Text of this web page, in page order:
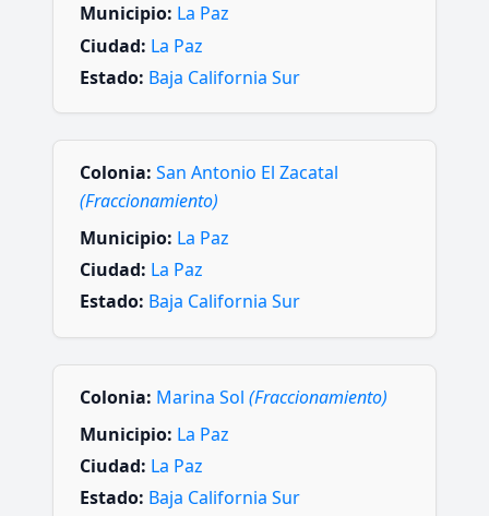
Municipio: La Paz
Ciudad: La Paz
Estado: Baja California Sur
Colonia: San Antonio El Zacatal
(Fraccionamiento)
Municipio: La Paz
Ciudad: La Paz
Estado: Baja California Sur
Colonia: Marina Sol (Fraccionamiento)
Municipio: La Paz
Ciudad: La Paz
Estado: Baja California Sur